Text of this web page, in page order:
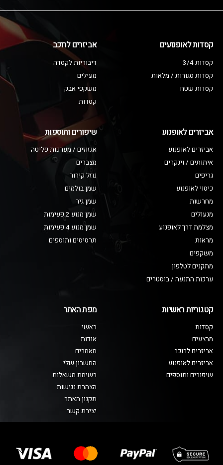
קסדות לאופנועים
קסדות 3/4
קסדות סגורות / מלאות
קסדות שטח
אביזרים לרוכב
דיבוריות לקסדה
מעילים
משקפי אבק
קסדות
אביזרים לאופנוע
אביזרים לאופנוע
איתותים / וינקרים
גריפים
כיסוי לאופנוע
מחרשות
מנעולים
מצלמת דרך לאופנוע
מראות
משקפים
מתקנים לטלפון
ערכות התנעה / בוסטרים
שיפורים ותוספות
אגזוזים / מערכות פליטה
מצברים
נוזל קירור
שמן בולמים
שמן גיר
שמן מנוע 2 פעימות
שמן מנוע 4 פעימות
תרסיסים ותוספים
קטגוריות ראשיות
קסדות
מבצעים
אביזרים לרוכב
אביזרים לאופנוע
שיפורים ותוספים
מפת האתר
ראשי
אודות
מאמרים
החשבון שלי
רשימת משאלות
הצהרת נגישות
תקנון האתר
יצירת קשר